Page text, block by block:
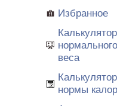
Избранное
Калькулятор
нормального
веса
Калькулятор
нормы